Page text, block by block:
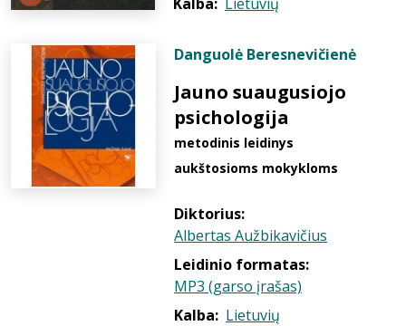
Danguolė Beresnevičienė
Jauno suaugusiojo
psichologija
metodinis leidinys
aukštosioms mokykloms
Diktorius:
Albertas Aužbikavičius
Leidinio formatas:
MP3 (garso įrašas)
Kalba: Lietuvių